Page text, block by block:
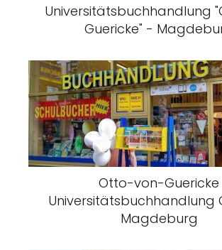
Universitätsbuchhandlung
Guericke" -
Otto-von-Guericke
Universitätsbuchhandlung
Magdeburg